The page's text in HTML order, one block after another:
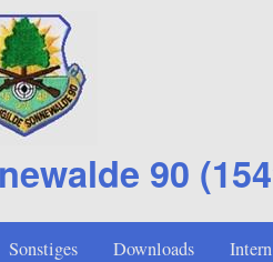
90
Sonstiges Downloads Intern